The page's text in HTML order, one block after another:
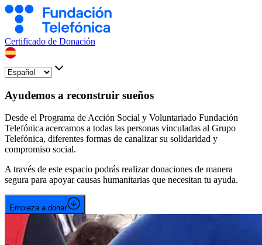
Certificado de Donación
Ayudemos a reconstruir sueños
Desde el Programa de Acción Social y Voluntariado Fundación
Telefónica acercamos a todas las personas vinculadas al Grupo
Telefónica, diferentes formas de canalizar su solidaridad y
compromiso social.
A través de este espacio podrás realizar donaciones de manera
segura para apoyar causas humanitarias que necesitan tu ayuda.
Empieza a donar